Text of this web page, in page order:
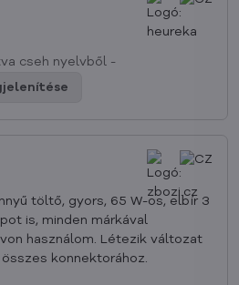
cseh nyelvből -
töltő, gyors, 65 W-os, elbír 3
is, minden márkával
használom. Létezik változat
konnektorához.